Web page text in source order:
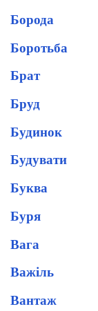
Борода
Боротьба
Брат
Бруд
Будинок
Будувати
Буква
Буря
Вага
Важіль
Вантаж